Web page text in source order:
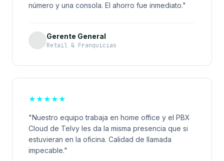
número y una consola. El ahorro fue inmediato."
Gerente General
Retail & Franquicias
★★★★★
"Nuestro equipo trabaja en home office y el PBX
Cloud de Telvy les da la misma presencia que si
estuvieran en la oficina. Calidad de llamada
impecable."